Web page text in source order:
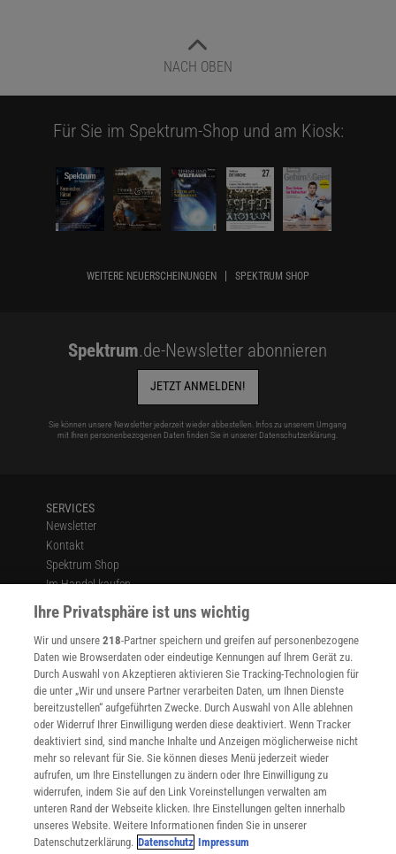
NACH OBEN
Für Sie im Spektrum-Shop und am Kiosk:
WEITERE NEUERSCHEINUNGEN SPEKTRUM SHOP
Spektrum.de-Newsletter abonnieren
JETZT ANMELDEN!
Sie können unsere Newsletter jederzeit wieder abbestellen. Infos zu unserem Umgang
mit Ihren personenbezogenen Daten finden Sie in unserer Datenschutzerklärung
SERVICES
Newsletter
Kontakt
Spektrum Shop
Im Handel kaufen
Presse
Verträge kündigen
Widerruf
INFO
Mediadaten
Datenschutz
Nutzungsbedingungen
Cookie-Einstellungen
Utiq verwalten
Nutzungsbasierte Onlinewerbung
Alle Artikel
Impressum
Ihre Privatsphäre ist uns wichtig
Wir und unsere218-Partner speichern und greifen auf personenbezogene
Daten wie Browserdaten oder eindeutige Kennungen auf Ihrem Gerät zu.
Durch Auswahl von Akzeptieren aktivieren Sie Tracking-Technologien für
die unter „Wir und unsere Partner verarbeiten Daten, um Ihnen Dienste
bereitzustellen“ aufgeführten Zwecke. Durch Auswahl von Alle ablehnen
oder Widerruf Ihrer Einwilligung werden diese deaktiviert. Wenn Tracker
deaktiviert sind, sind manche Inhalte und Anzeigen möglicherweise nicht
mehr so relevant für Sie. Sie können dieses Menü jederzeit wieder
aufrufen, um Ihre Einstellungen zu ändern oder Ihre Einwilligung zu
widerrufen, indem Sie auf den Link Voreinstellungen verwalten am
unteren Rand der Webseite klicken. Ihre Einstellungen gelten innerhalb
unseres Website. Weitere Informationen finden Sie in unserer
Datenschutzerklärung. Datenschutz Impressum